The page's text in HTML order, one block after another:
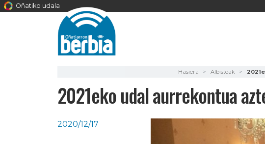
Oñatiko udala
Hasiera Albisteak
2021eko udal aurrekontua
2020/12/17